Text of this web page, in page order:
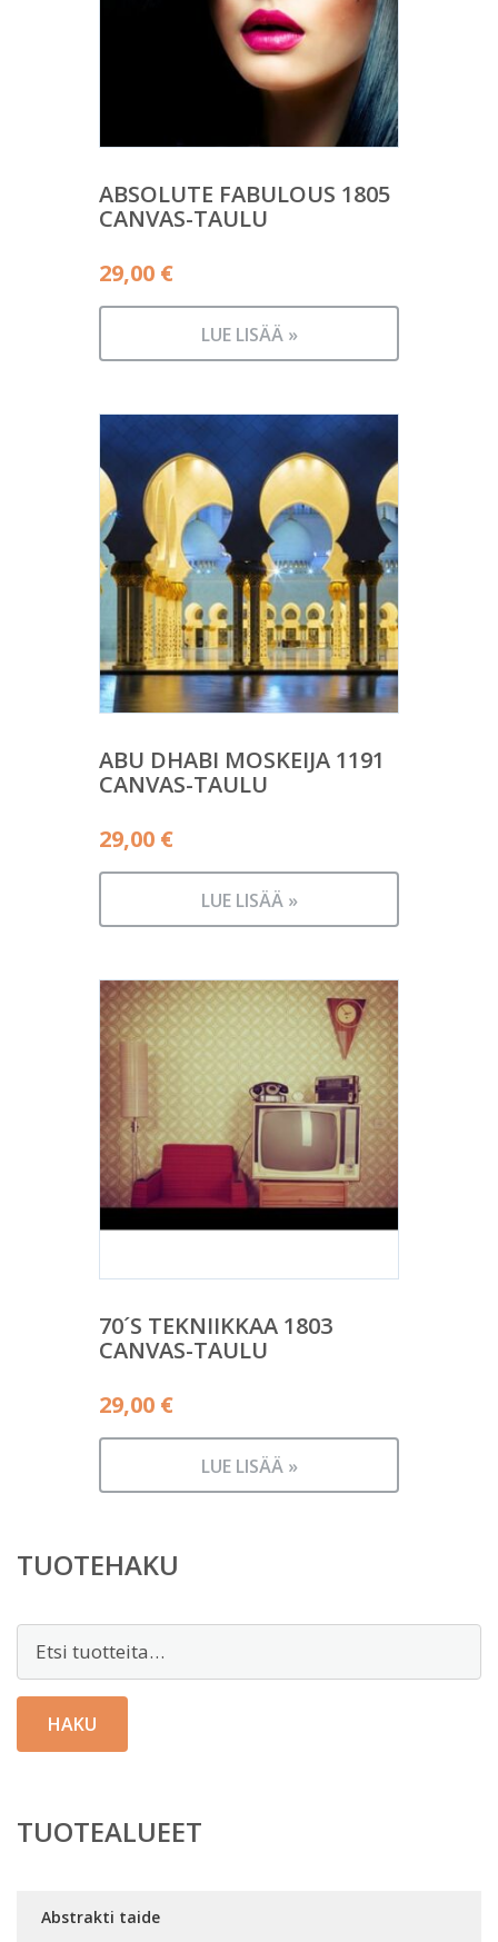
ABSOLUTE FABULOUS 1805
CANVAS-TAULU
29,00 €
LUE LISÄÄ »
ABU DHABI MOSKEIJA 1191
CANVAS-TAULU
29,00 €
LUE LISÄÄ »
70´S TEKNIIKKAA 1803
CANVAS-TAULU
29,00 €
LUE LISÄÄ »
TUOTEHAKU
Etsi:
HAKU
TUOTEALUEET
Abstrakti taide